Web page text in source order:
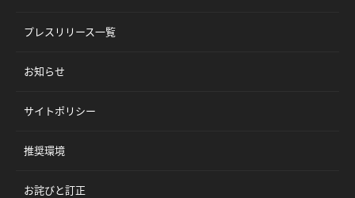
プレスリリース一覧
お知らせ
サイトポリシー
推奨環境
お詫びと訂正